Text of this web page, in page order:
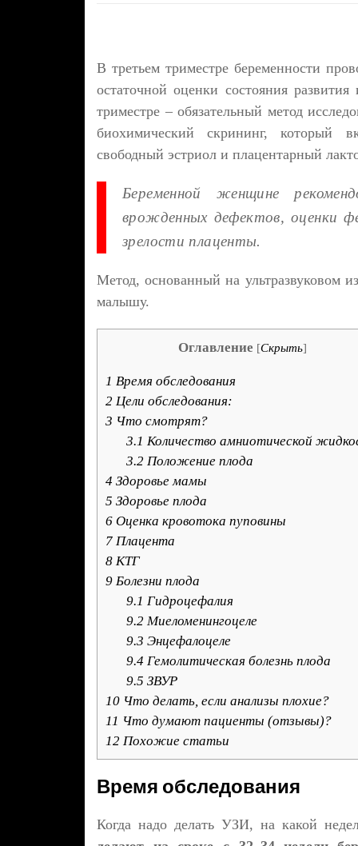
В третьем триместре беременности
остаточной оценки состояния
триместре – обязательный метод
биохимический скрининг, который
свободный эстриол и плацентарный
Беременной женщине
врожденных дефектов, оценки
зрелости плаценты.
Метод, основанный на ультразвуковом
малышу.
Оглавление [Скрыть]
1 Время обследования
2 Цели обследования:
3 Что смотрят?
3.1 Количество амниотической
3.2 Положение плода
4 Здоровье мамы
5 Здоровье плода
6 Оценка кровотока пуповины
7 Плацента
8 КТГ
9 Болезни плода
9.1 Гидроцефалия
9.2 Миеломенингоцеле
9.3 Энцефалоцеле
9.4 Гемолитическая болезнь плода
9.5 ЗВУР
10 Что делать, если анализы плохие?
11 Что думают пациенты (отзывы)?
12 Похожие статьи
Время обследования
Когда надо делать УЗИ, на какой